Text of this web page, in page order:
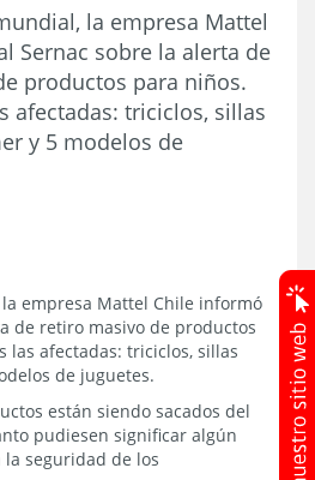
la empresa Mattel
Sernac sobre la alerta de
productos para niños.
afectadas: triciclos, sillas
y 5 modelos de
empresa Mattel Chile informó
de retiro masivo de productos
las afectadas: triciclos, sillas
de juguetes.
están siendo sacados del
pudiesen significar algún
seguridad de los